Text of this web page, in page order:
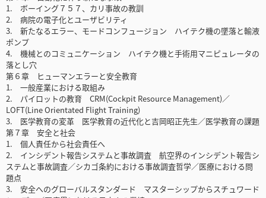
1. ボーイング７５７、カリ事故の教訓
2. 病院の電子化とユーザビリティ
3. 新たなるエラー、モードコンフュージョン ハイテク機の墜落と輸液
ポンプ
4. 機械とのコミュニケーション ハイテク機と手術用マニピュレータの
落とし穴
第６章 ヒューマンエラーと安全教育
1. 一般産業における取組み
2. パイロットの教育 CRM(Cockpit Resource Management)／
LOFT(Line Orientated Flight Training)
3. 医学教育の変革 医学教育の近代化と吉岡昭正先生／医学教育の課題
第７章 安全と社会
1. 個人責任から社会責任へ
2. インシデント報告システムと事故調査 航空界のインシデント報告シ
ステムと事故調査／シカゴ条約における事故調査哲学／医療における問
題点
3. 安全へのグローバルスタンダード マスターシップからスチュワード